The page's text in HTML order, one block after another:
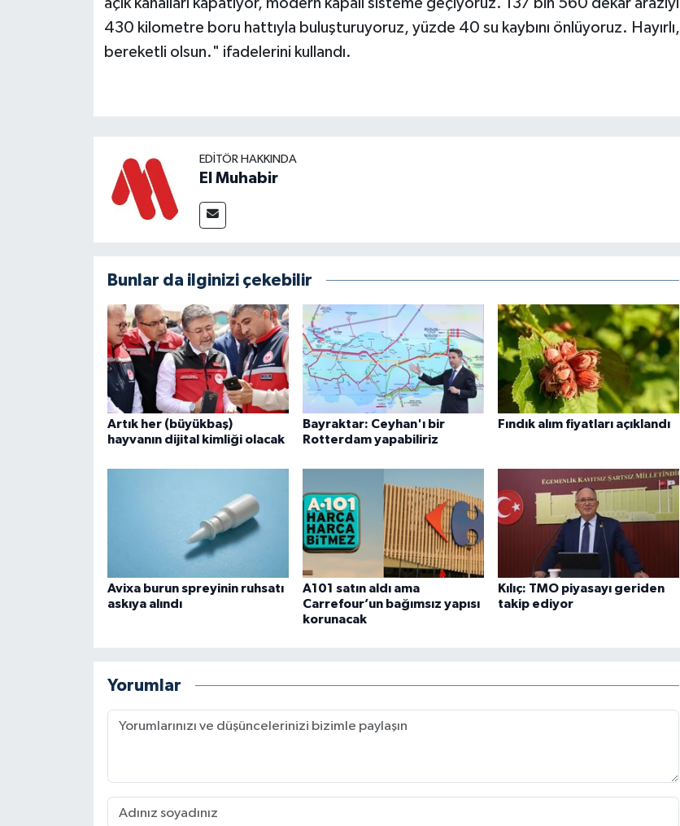
430 kilometre boru hattıyla buluşturuyoruz, yüzde 40 su kaybını önlüyoruz. Hayırlı,
bereketli olsun." ifadelerini kullandı.
EDITÖR HAKKINDA
El Muhabir
Bunlar da ilginizi çekebilir
Artık her (büyükbaş)
hayvanın dijital kimliği olacak
Bayraktar: Ceyhan'ı bir
Rotterdam yapabiliriz
Fındık alım fiyatları açıklandı
Avixa burun spreyinin ruhsatı
askıya alındı
A101 satın aldı ama
Carrefour’un bağımsız yapısı
korunacak
Kılıç: TMO piyasayı geriden
takip ediyor
Yorumlar